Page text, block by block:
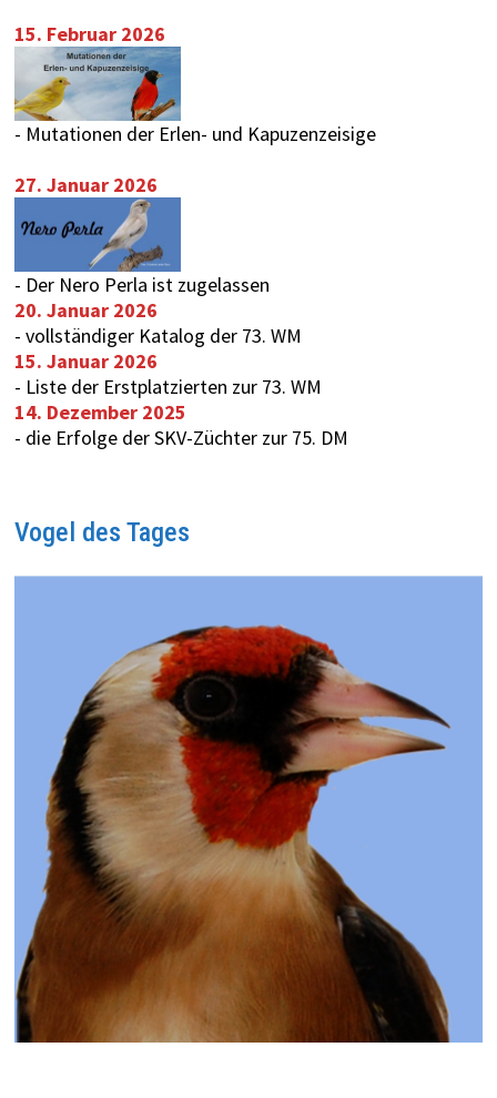
15. Februar 2026
- Mutationen der Erlen- und Kapuzenzeisige
27. Januar 2026
- Der Nero Perla ist zugelassen
20. Januar 2026
- vollständiger Katalog der 73. WM
15. Januar 2026
- Liste der Erstplatzierten zur 73. WM
14. Dezember 2025
- die Erfolge der SKV-Züchter zur 75. DM
Vogel des Tages